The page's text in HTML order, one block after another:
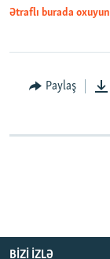
Ətraflı burada oxuyun
Paylaş
BIZI IZLƏ